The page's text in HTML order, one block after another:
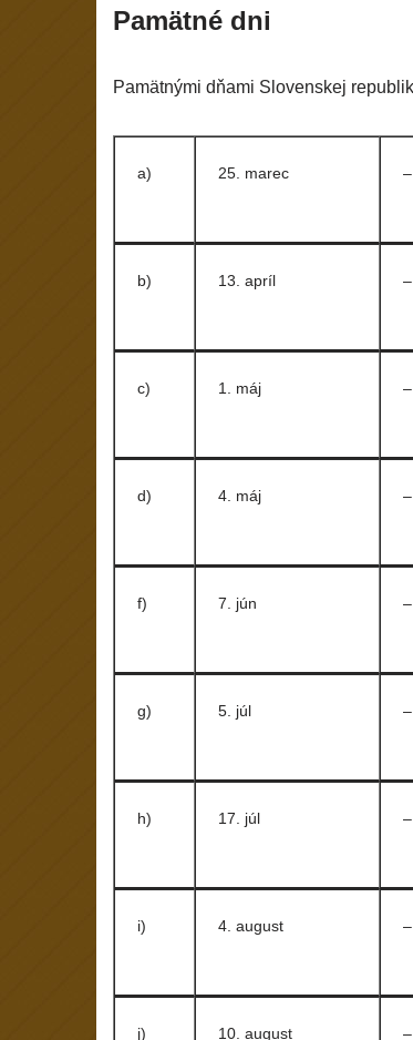
Pamätné dni
Pamätnými dňami Slovenskej
a) 25. marec
b) 13. apríl
c) 1. máj
d) 4. máj
f) 7. jún
g) 5. júl
h) 17. júl
i) 4. august
j) 10. august